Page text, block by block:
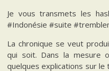
Je vous transmets les
#Indonésie #suite
La chronique se veut
qui soit. Dans la mesure
quelques explications sur